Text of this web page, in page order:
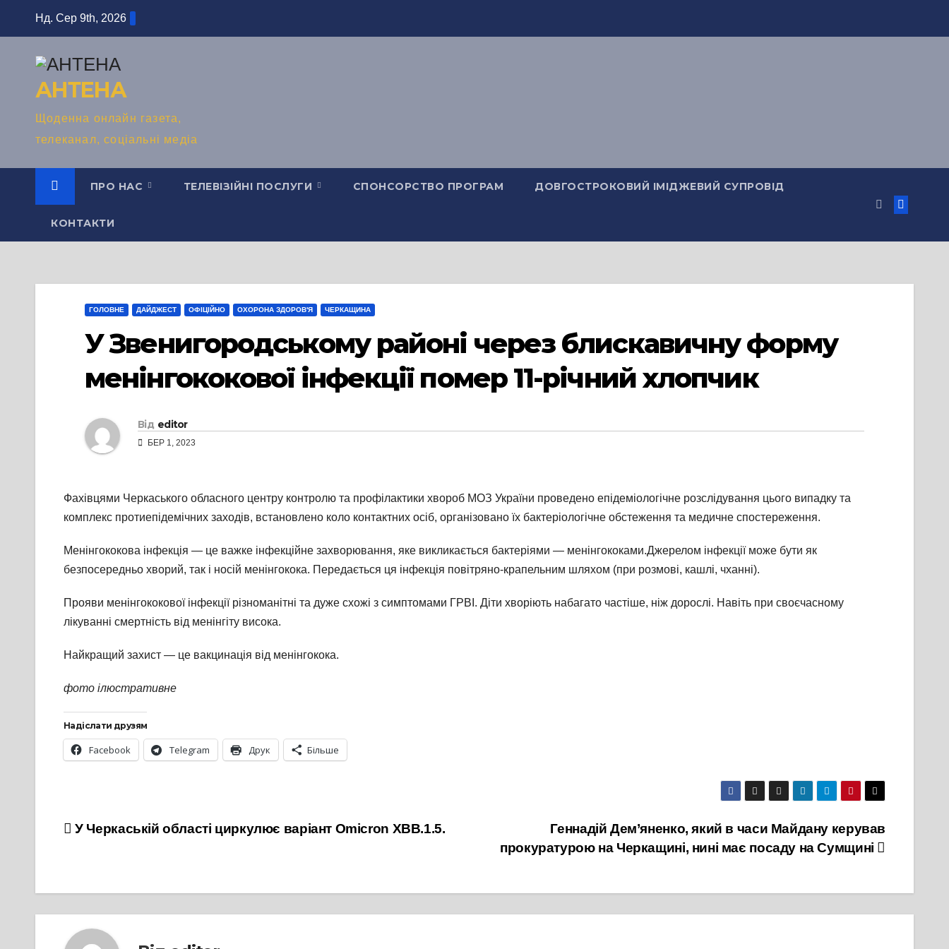
Нд. Сер 9th, 2026
АНТЕНА
Щоденна онлайн газета,
телеканал, соціальні медіа
ПРО НАС ТЕЛЕВІЗІЙНІ ПОСЛУГИ СПОНСОРСТВО ПРОГРАМ ДОВГОСТРОКОВИЙ ІМІДЖЕВИЙ СУПРОВІД
КОНТАКТИ
ГОЛОВНЕ ДАЙДЖЕСТ ОФІЦІЙНО ОХОРОНА ЗДОРОВ'Я ЧЕРКАЩИНА
У Звенигородському районі через блискавичну форму
менінгококової інфекції помер 11-річний хлопчик
Від editor
БЕР 1, 2023
Фахівцями Черкаського обласного центру контролю та профілактики хвороб МОЗ України проведено епідеміологічне розслідування цього випадку та
комплекс протиепідемічних заходів, встановлено коло контактних осіб, організовано їх бактеріологічне обстеження та медичне спостереження.
Менінгококова інфекція — це важке інфекційне захворювання, яке викликається бактеріями — менінгококами.Джерелом інфекції може бути як
безпосередньо хворий, так і носій менінгокока. Передається ця інфекція повітряно-крапельним шляхом (при розмові, кашлі, чханні).
Прояви менінгококової інфекції різноманітні та дуже схожі з симптомами ГРВІ. Діти хворіють набагато частіше, ніж дорослі. Навіть при своєчасному
лікуванні смертність від менінгіту висока.
Найкращий захист — це вакцинація від менінгокока.
фото ілюстративне
Надіслати друзям
Facebook Telegram Друк Більше
Навігація
Геннадій Дем’яненко, який в часи Майдану керував
прокуратурою на Черкащині, нині має посаду на Сумщині
У Черкаській області циркулює варіант Omicron XBB.1.5.